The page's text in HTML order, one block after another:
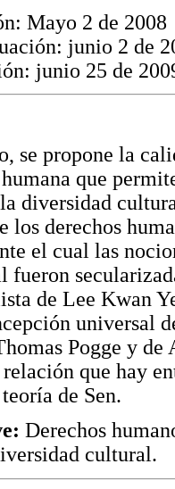
Mayo 2 de 2008
junio 2 de
junio 25 de
se propone la
que
diversidad
los derechos
el cual las
fueron
de Lee Kwan
universal
Pogge y
relación que hay
de Sen.
Derechos
cultural.